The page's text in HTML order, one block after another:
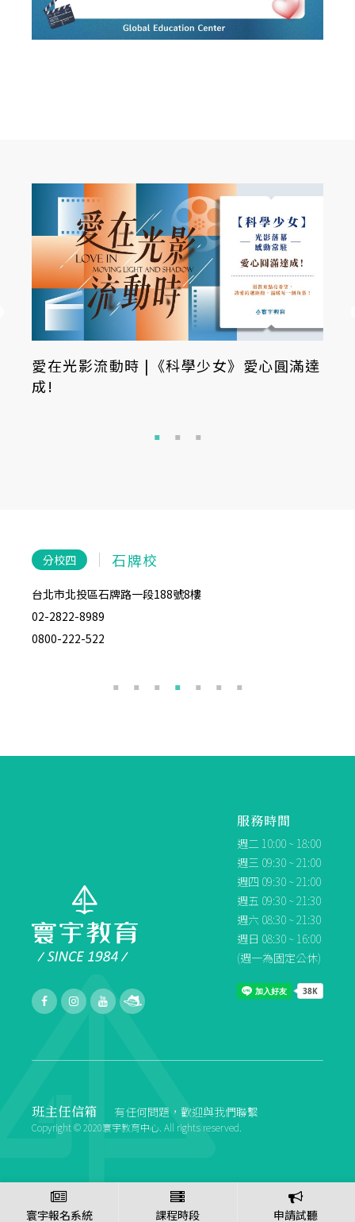
寰宇報名系統 課程時段 申請試聽
愛在光影流動時 |《科學少女》愛心圓滿達
成!
分校四 石牌校
台北市北投區石牌路一段188號8樓
02-2822-8989
0800-222-522
服務時間
週二 10:00 ~ 18:00
週三 09:30 ~ 21:00
週四 09:30 ~ 21:00
週五 09:30 ~ 21:30
週六 08:30 ~ 21:30
週日 08:30 ~ 16:00
(週一為固定公休)
班主任信箱 有任何問題，歡迎與我們聯繫
Copyright © 2020寰宇教育中心. All rights reserved.